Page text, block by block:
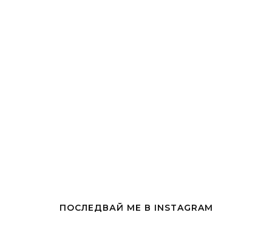
ПОСЛЕДВАЙ МЕ В INSTAGRAM